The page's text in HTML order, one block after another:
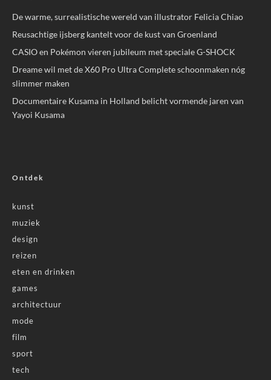
De warme, surrealistische wereld van illustrator Felicia Chiao
Reusachtige ijsberg kantelt voor de kust van Groenland
CASIO en Pokémon vieren jubileum met speciale G-SHOCK
Dreame wil met de X60 Pro Ultra Complete schoonmaken nóg
slimmer maken
Documentaire Kusama in Holland belicht vormende jaren van
Yayoi Kusama
Ontdek
kunst
muziek
design
reizen
eten en drinken
games
architectuur
mode
film
sport
tech